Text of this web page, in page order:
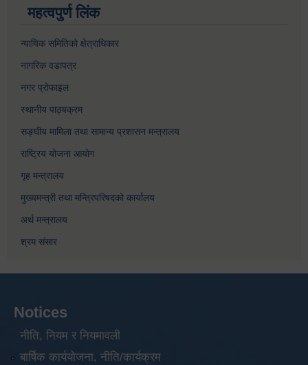
महत्वपुर्ण लिंक
न्यायिक समितिको क्षेत्राधिकार
नागरिक वडापत्र
नगर प्रोफाइल
स्थानीय पाठ्यक्रम
सङ्घीय मामिला तथा सामान्य प्रशासन मन्त्रालय
राष्ट्रिय योजना आयोग
गृह मन्त्रालय
मुख्यमन्त्री तथा मन्त्रिपरिषदको कार्यालय
अर्थ मन्त्रालय
श्रम संसार
Notices
नीति, नियम र नियमावली
बार्षिक कार्ययोजना, नीति/कार्यक्रम